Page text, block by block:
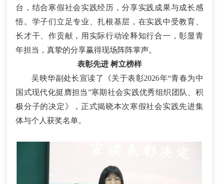
台 ，结合寒假社会实践经历，分享实践成果与成长感
悟。学子们立足专业、扎根基层，在实践中受教育、
长才干、作贡献，用实际行动诠释知行合一，彰显青
年担当，真挚的分享赢得现场阵阵掌声。
表彰先进 树立榜样
吴映华副处长宣读了《关于表彰2026年“青春为中
国式现代化挺膺担当”寒期社会实践优秀组织团队、积
极分子的决定》，正式揭晓本次寒假社会实践先进集
体与个人获奖名单。